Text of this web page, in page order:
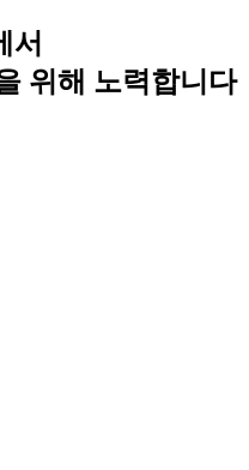
서
위해 노력합니다